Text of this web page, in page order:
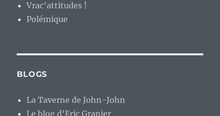
Vrac'attitudes !
Polémique
BLOGS
La Taverne de John-John
Le blog d'Eric Granier